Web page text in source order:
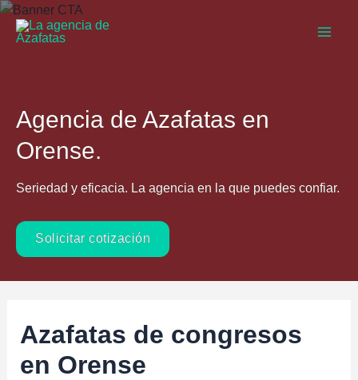
Ir
Agencia de Azafatas en
Orense.
Seriedad y eficacia. La agencia en la que puedes confiar.
Solicitar cotización
Azafatas de congresos
en Orense